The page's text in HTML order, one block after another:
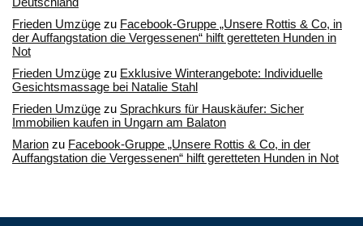
Frieden Umzüge zu Facebook-Gruppe „Unsere Rottis & Co, in
der Auffangstation die Vergessenen“ hilft geretteten Hunden in
Not
Frieden Umzüge zu Exklusive Winterangebote: Individuelle
Gesichtsmassage bei Natalie Stahl
Frieden Umzüge zu Sprachkurs für Hauskäufer: Sicher
Immobilien kaufen in Ungarn am Balaton
Marion zu Facebook-Gruppe „Unsere Rottis & Co, in der
Auffangstation die Vergessenen“ hilft geretteten Hunden in Not